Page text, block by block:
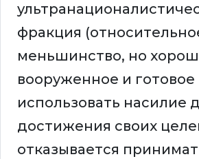
фракция
меньшинство, но
вооруженное и готовое
использовать насилие
достижения своих
отказывается